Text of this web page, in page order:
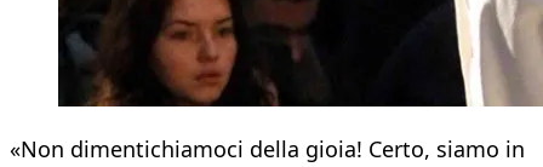
«Non dimentichiamoci della gioia! Certo, siamo in